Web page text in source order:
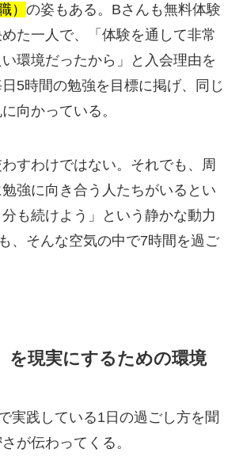
） の姿もある。Bさんも無料体験
た一人で、「体験を通して非常
環境だったから」と入会理由を
5時間の勉強を目標に掲げ、同じ
向かっている。
すわけではない。それでも、周
強に向き合う人たちがいるとい
も続けよう」という静かな動力
、そんな空気の中で7時間を過ご
を現実にするための環境
実践している1日の過ごし方を聞
が伝わってくる。